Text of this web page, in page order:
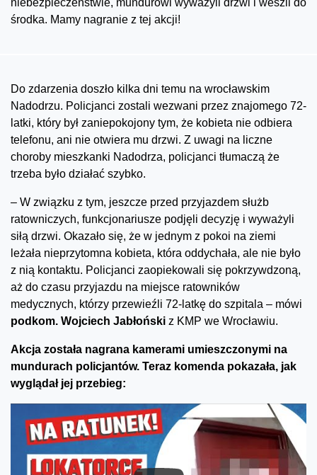
środka. Mamy nagranie z tej akcji!
Do zdarzenia doszło kilka dni temu na wrocławskim
Nadodrzu. Policjanci zostali wezwani przez znajomego 72-
latki, który był zaniepokojony tym, że kobieta nie odbiera
telefonu, ani nie otwiera mu drzwi. Z uwagi na liczne
choroby mieszkanki Nadodrza, policjanci tłumaczą że
trzeba było działać szybko.
– W związku z tym, jeszcze przed przyjazdem służb
ratowniczych, funkcjonariusze podjęli decyzję i wyważyli
siłą drzwi. Okazało się, że w jednym z pokoi na ziemi
leżała nieprzytomna kobieta, która oddychała, ale nie było
z nią kontaktu. Policjanci zaopiekowali się pokrzywdzoną,
aż do czasu przyjazdu na miejsce ratowników
medycznych, którzy przewieźli 72-latkę do szpitala – mówi
podkom. Wojciech Jabłoński z KMP we Wrocławiu.
Akcja została nagrana kamerami umieszczonymi na
mundurach policjantów. Teraz komenda pokazała, jak
wyglądał jej przebieg: